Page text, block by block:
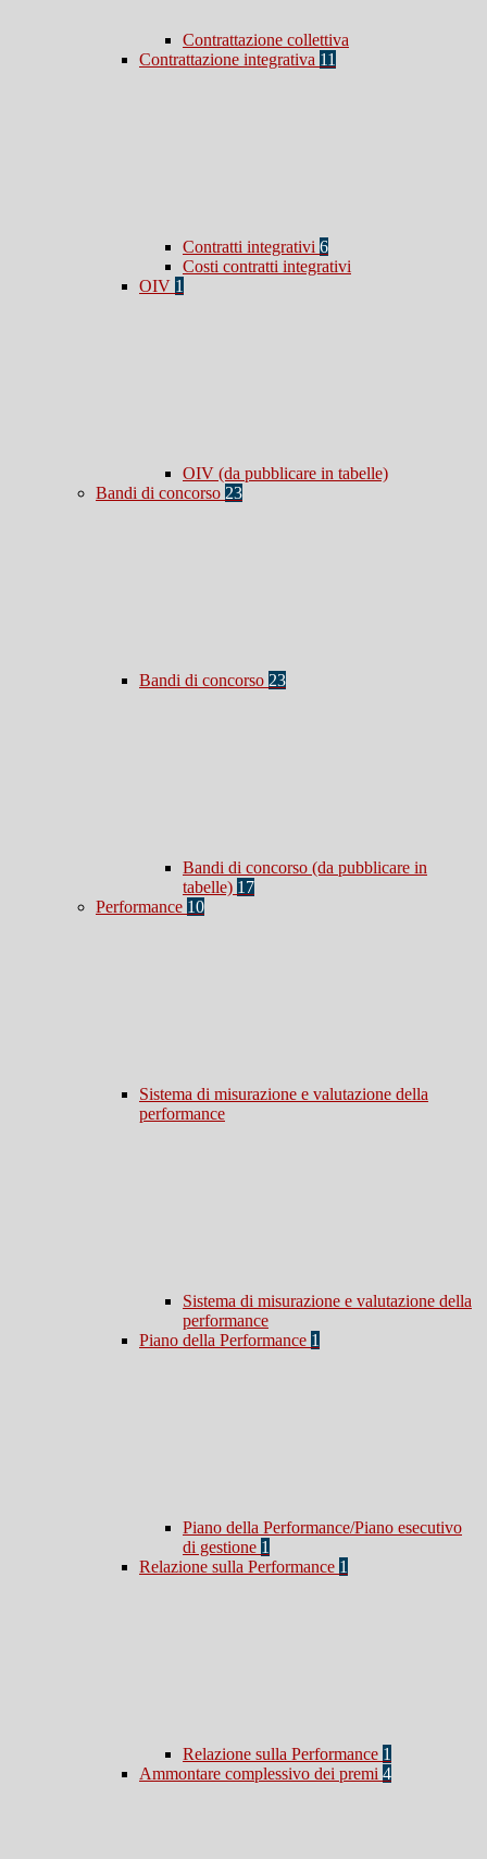
Contrattazione collettiva
Contrattazione integrativa 11
Contratti integrativi 6
Costi contratti integrativi
OIV 1
OIV (da pubblicare in tabelle)
Bandi di concorso 23
Bandi di concorso 23
Bandi di concorso (da pubblicare in
tabelle) 17
Performance 10
Sistema di misurazione e valutazione della
performance
Sistema di misurazione e valutazione della
performance
Piano della Performance 1
Piano della Performance/Piano esecutivo
di gestione 1
Relazione sulla Performance 1
Relazione sulla Performance 1
Ammontare complessivo dei premi 4